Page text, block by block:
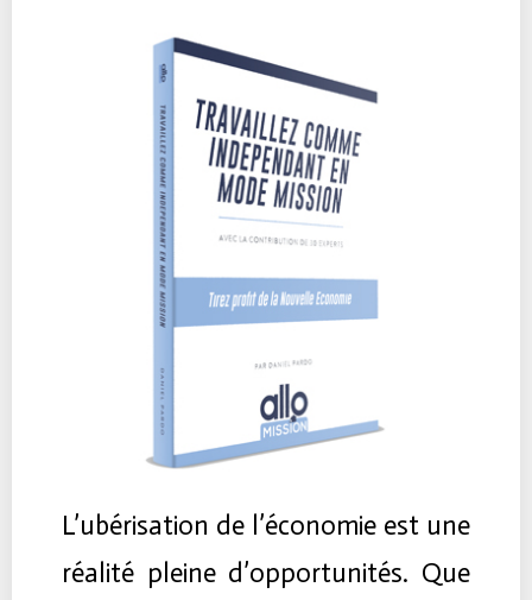
L’ubérisation de l’économie est une
réalité pleine d’opportunités. Que